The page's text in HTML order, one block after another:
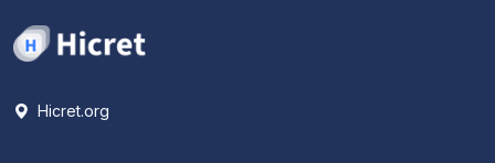
Hicret.org